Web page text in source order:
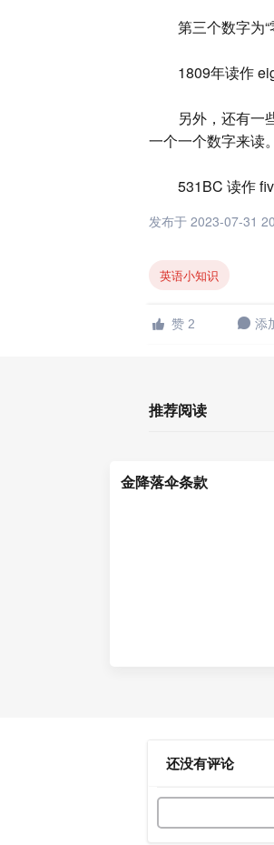
第三个数字为“
1809年读作
另外，还有一
一个一个数字来读
531BC 读作
发布于 2023-07-31
英语小知识
 赞 2  添
推荐阅读
金降落伞条款
还没有评论